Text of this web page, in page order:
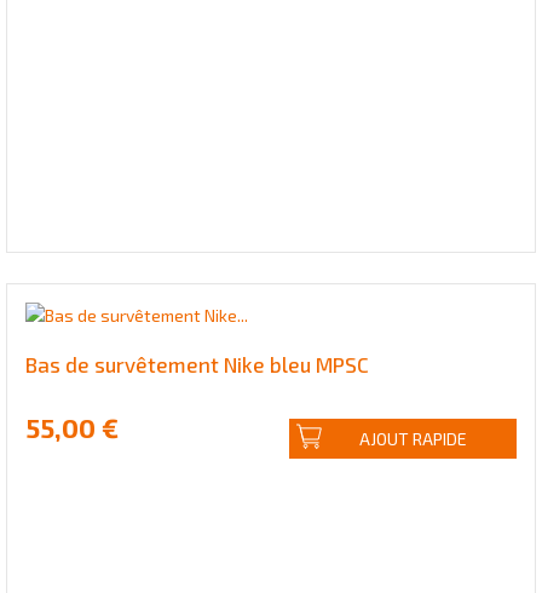
Bas de survêtement Nike bleu MPSC
55,00 € AJOUT RAPIDE